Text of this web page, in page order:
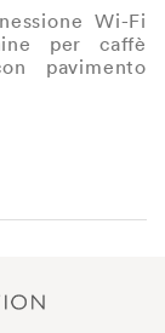
Wi-Fi
per caffè
pavimento